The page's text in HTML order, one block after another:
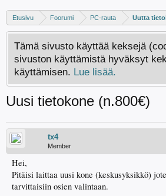
Etusivu Foorumi PC-rauta Uutta
Tämä sivusto käyttää keksejä
sivuston käyttämistä hyväksyt
käyttämisen. Lue lisää.
Uusi tietokone (n.800€)
tx4
Member
Hei,
Pitäisi laittaa uusi kone (keskusyksikkö)
tarvittaisiin osien valintaan.